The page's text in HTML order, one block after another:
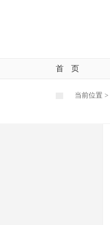
首 页
当前位置 >